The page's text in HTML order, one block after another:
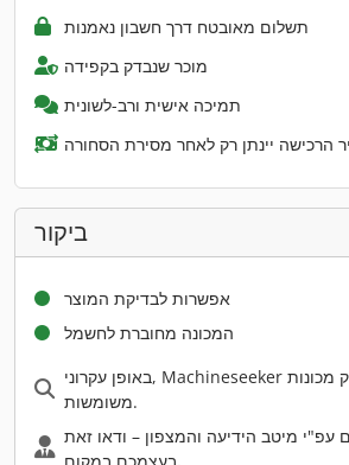
תשלום מאובטח דרך חשבון נאמנות
מוכר שנבדק בקפידה
תמיכה אישית ורב-לשונית
ביקור
אפשרות לבדיקת המוצר
המכונה מחוברת לחשמל
באופן עקרוני, Machineseeker ממליצה לבדוק מכונות
משומשות.
עפ"י מיטב הידיעה והמצפון – ודאו זאת